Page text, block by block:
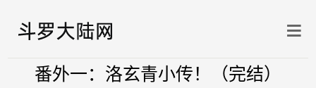
番外一：洛玄青小传！（完结）